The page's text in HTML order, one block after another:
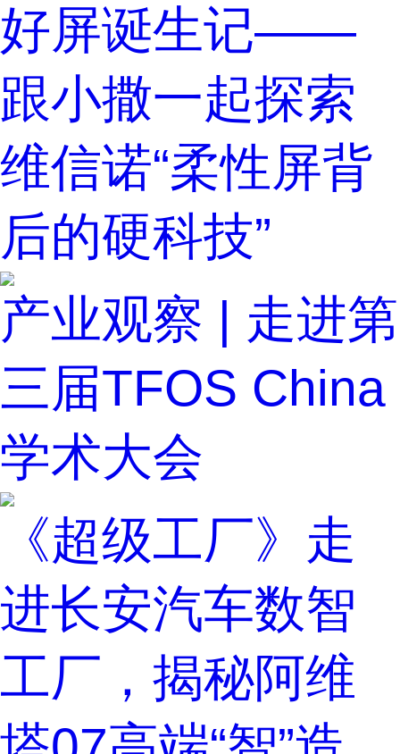
好屏诞生记——
跟小撒一起探索
维信诺“柔性屏背
后的硬科技”
产业观察 | 走进第
三届TFOS China
学术大会
《超级工厂》走
进长安汽车数智
工厂，揭秘阿维